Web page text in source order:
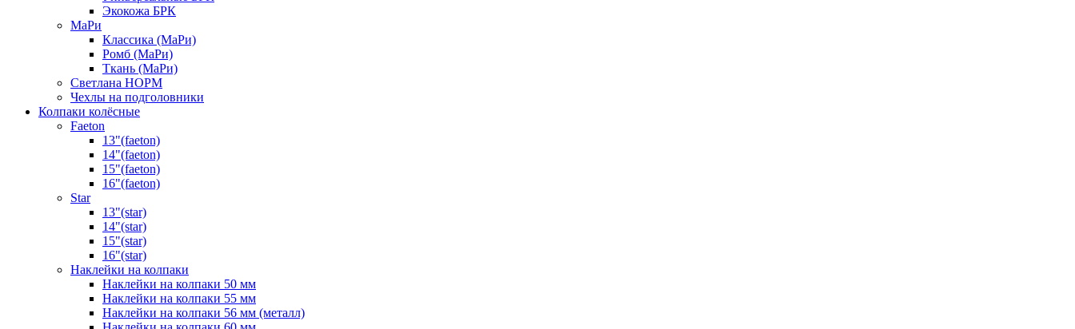
Экокожа БРК
МаРи
Классика (МаРи)
Ромб (МаРи)
Ткань (МаРи)
Светлана НОРМ
Чехлы на подголовники
Колпаки колёсные
Faeton
13"(faeton)
14"(faeton)
15"(faeton)
16"(faeton)
Star
13"(star)
14"(star)
15"(star)
16"(star)
Наклейки на колпаки
Наклейки на колпаки 50 мм
Наклейки на колпаки 55 мм
Наклейки на колпаки 56 мм (металл)